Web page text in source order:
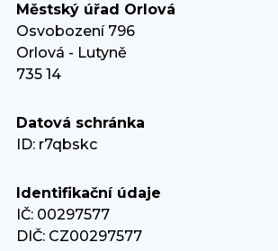
Městský úřad Orlová
Osvobození 796
Orlová - Lutyně
735 14
Datová schránka
ID: r7qbskc
Identifikační údaje
IČ: 00297577
DIČ: CZ00297577